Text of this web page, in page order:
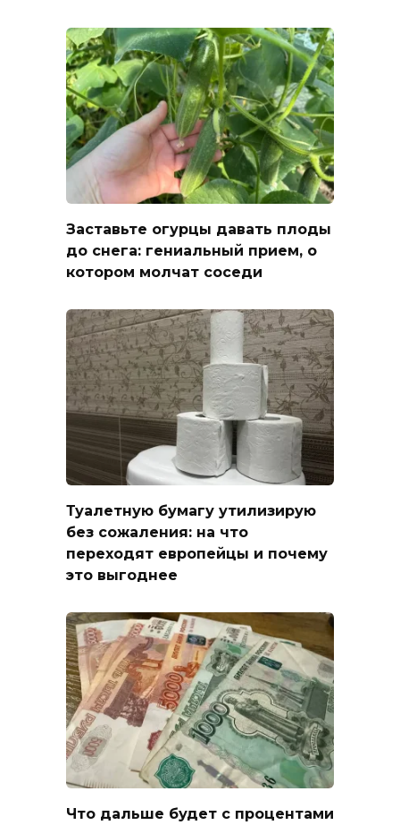
Заставьте огурцы давать плоды
до снега: гениальный прием, о
котором молчат соседи
Туалетную бумагу утилизирую
без сожаления: на что
переходят европейцы и почему
это выгоднее
Что дальше будет с процентами